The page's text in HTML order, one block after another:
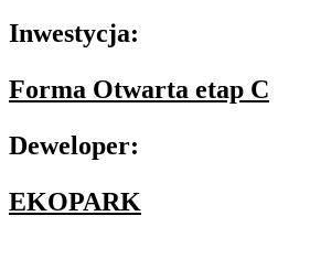
Inwestycja:
Forma Otwarta etap C
Deweloper:
EKOPARK